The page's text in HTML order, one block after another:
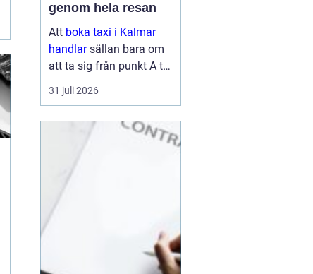
genom hela resan
Att boka taxi i Kalmar
handlarsällan bara om
att ta sig från punkt A till
punkt B. För många är
resan en viktig del av
semestern. En pålitlig
taxiresa kan betyda att
31 juli 2026